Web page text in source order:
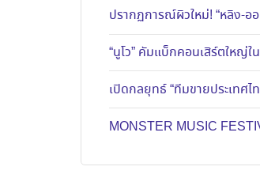
ปรากฏการณ์ผิวใหม่! “หลิง-อ
“นูโว” คัมแบ็กคอนเสิร์ตใหญ่
เปิดกลยุทธ์ “ทีมขายประเทศ
MONSTER MUSIC